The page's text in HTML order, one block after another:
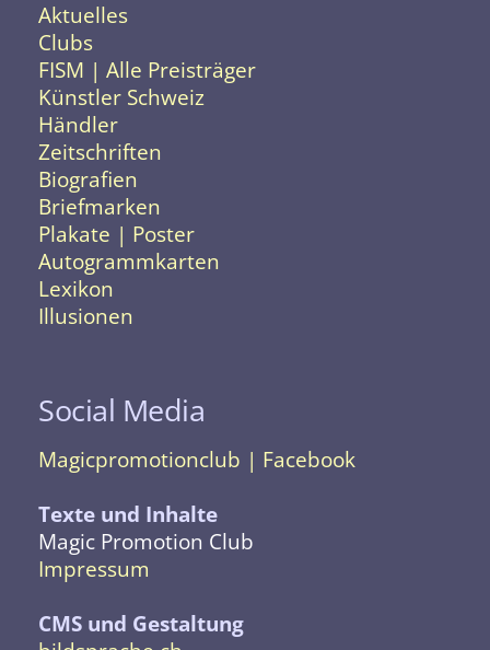
Aktuelles
Clubs
FISM | Alle Preisträger
Künstler Schweiz
Händler
Zeitschriften
Biografien
Briefmarken
Plakate | Poster
Autogrammkarten
Lexikon
Illusionen
Social Media
Magicpromotionclub | Facebook
Texte und Inhalte
Magic Promotion Club
Impressum
CMS und Gestaltung